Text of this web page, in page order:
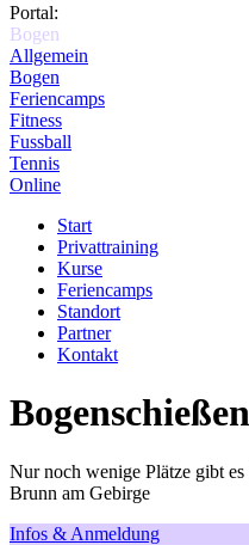
Portal:
Bogen
Allgemein
Bogen
Feriencamps
Fitness
Fussball
Tennis
Online
Start
Privattraining
Kurse
Feriencamps
Standort
Partner
Kontakt
Nur noch wenige Plätze gibt
Brunn am Gebirge
Infos & Anmeldung